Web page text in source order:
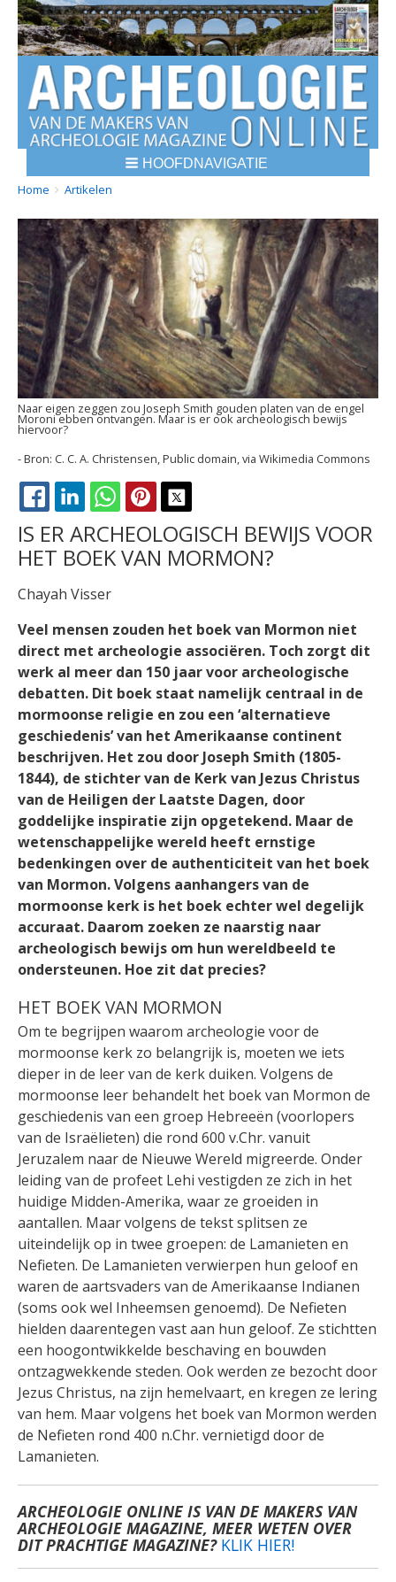
HOOFDNAVIGATIE
BREADCRUMBS
YOU
HERE:
Home Artikelen
Naar eigen zeggen zou Joseph Smith gouden platen van de engel
Moroni ebben ontvangen. Maar is er ook archeologisch bewijs
hiervoor?
C. C. A. Christensen, Public domain, via Wikimedia Commons
FACEBOOK
LINKEDINWHATSAPPPINTEREST
IS ER ARCHEOLOGISCH BEWIJS VOOR
HET BOEK VAN MORMON?
Chayah Visser
Veel mensen zouden het boek van Mormon niet
direct met archeologie associëren. Toch zorgt dit
werk al meer dan 150 jaar voor archeologische
debatten. Dit boek staat namelijk centraal in de
mormoonse religie en zou een ‘alternatieve
geschiedenis’ van het Amerikaanse continent
beschrijven. Het zou door Joseph Smith (1805-
1844), de stichter van de Kerk van Jezus Christus
van de Heiligen der Laatste Dagen, door
goddelijke inspiratie zijn opgetekend. Maar de
wetenschappelijke wereld heeft ernstige
bedenkingen over de authenticiteit van het boek
van Mormon. Volgens aanhangers van de
mormoonse kerk is het boek echter wel degelijk
accuraat. Daarom zoeken ze naarstig naar
archeologisch bewijs om hun wereldbeeld te
ondersteunen. Hoe zit dat precies?
HET BOEK VAN MORMON
Om te begrijpen waarom archeologie voor de
mormoonse kerk zo belangrijk is, moeten we iets
dieper in de leer van de kerk duiken. Volgens de
mormoonse leer behandelt het boek van Mormon de
geschiedenis van een groep Hebreeën (voorlopers
van de Israëlieten) die rond 600 v.Chr. vanuit
Jeruzalem naar de Nieuwe Wereld migreerde. Onder
leiding van de profeet Lehi vestigden ze zich in het
huidige Midden-Amerika, waar ze groeiden in
aantallen. Maar volgens de tekst splitsen ze
uiteindelijk op in twee groepen: de Lamanieten en
Nefieten. De Lamanieten verwierpen hun geloof en
waren de aartsvaders van de Amerikaanse Indianen
(soms ook wel Inheemsen genoemd). De Nefieten
hielden daarentegen vast aan hun geloof. Ze stichtten
een hoogontwikkelde beschaving en bouwden
ontzagwekkende steden. Ook werden ze bezocht door
Jezus Christus, na zijn hemelvaart, en kregen ze lering
van hem. Maar volgens het boek van Mormon werden
de Nefieten rond 400 n.Chr. vernietigd door de
Lamanieten.
ARCHEOLOGIE ONLINE IS VAN DE MAKERS VAN
ARCHEOLOGIE MAGAZINE, MEER WETEN OVER
DIT PRACHTIGE MAGAZINE? KLIK HIER!